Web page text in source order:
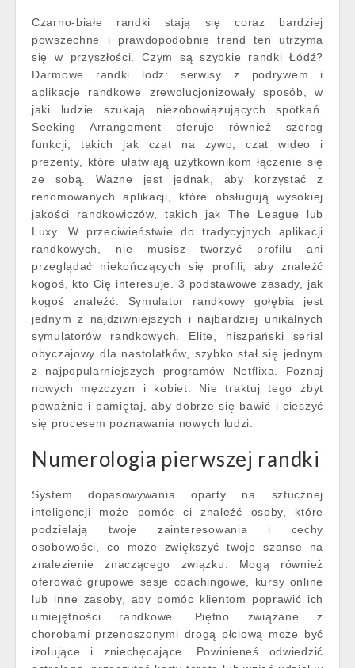
Czarno-białe randki stają się coraz bardziej
powszechne i prawdopodobnie trend ten utrzyma
się w przyszłości. Czym są szybkie randki Łódź?
Darmowe randki lodz: serwisy z podrywem i
aplikacje randkowe zrewolucjonizowały sposób, w
jaki ludzie szukają niezobowiązujących spotkań.
Seeking Arrangement oferuje również szereg
funkcji, takich jak czat na żywo, czat wideo i
prezenty, które ułatwiają użytkownikom łączenie się
ze sobą. Ważne jest jednak, aby korzystać z
renomowanych aplikacji, które obsługują wysokiej
jakości randkowiczów, takich jak The League lub
Luxy. W przeciwieństwie do tradycyjnych aplikacji
randkowych, nie musisz tworzyć profilu ani
przeglądać niekończących się profili, aby znaleźć
kogoś, kto Cię interesuje. 3 podstawowe zasady, jak
kogoś znaleźć. Symulator randkowy gołębia jest
jednym z najdziwniejszych i najbardziej unikalnych
symulatorów randkowych. Elite, hiszpański serial
obyczajowy dla nastolatków, szybko stał się jednym
z najpopularniejszych programów Netflixa. Poznaj
nowych mężczyzn i kobiet. Nie traktuj tego zbyt
poważnie i pamiętaj, aby dobrze się bawić i cieszyć
się procesem poznawania nowych ludzi.
Numerologia pierwszej randki
System dopasowywania oparty na sztucznej
inteligencji może pomóc ci znaleźć osoby, które
podzielają twoje zainteresowania i cechy
osobowości, co może zwiększyć twoje szanse na
znalezienie znaczącego związku. Mogą również
oferować grupowe sesje coachingowe, kursy online
lub inne zasoby, aby pomóc klientom poprawić ich
umiejętności randkowe. Piętno związane z
chorobami przenoszonymi drogą płciową może być
izolujące i zniechęcające. Powinieneś odwiedzić